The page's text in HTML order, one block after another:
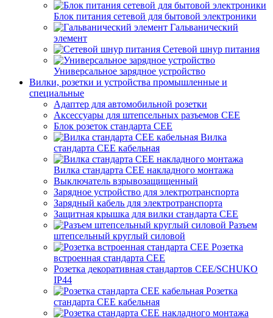
Блок питания сетевой для бытовой электроники
Гальванический
элемент
Сетевой шнур питания
Универсальное зарядное устройство
Вилки, розетки и устройства промышленные и
специальные
Адаптер для автомобильной розетки
Аксессуары для штепсельных разъемов CEE
Блок розеток стандарта CEE
Вилка
стандарта CEE кабельная
Вилка стандарта CEE накладного монтажа
Выключатель взрывозащищенный
Зарядное устройство для электротранспорта
Зарядный кабель для электротранспорта
Защитная крышка для вилки стандарта CEE
Разъем
штепсельный круглый силовой
Розетка
встроенная стандарта CEE
Розетка декоративная стандартов CEE/SCHUKO
IP44
Розетка
стандарта СЕЕ кабельная